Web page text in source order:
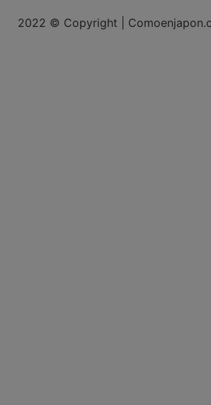
2022 © Copyright |